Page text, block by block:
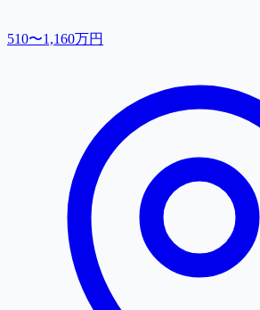
510〜1,160万円